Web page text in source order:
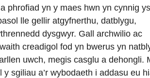
phrofiad yn y maes hwn yn cynnig
lle gellir atgyfnerthu, datblygu,
dysgwyr. Gall archwilio ac
creadigol fod yn bwerus yn
uwch, megis casglu a dehongli.
sgiliau a’r wybodaeth i addasu eu